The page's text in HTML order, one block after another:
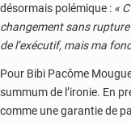
désormais polémique : «
changement sans rupture
de l’exécutif, mais ma
Pour Bibi Pacôme
summum de l’ironie. En
comme une garantie de